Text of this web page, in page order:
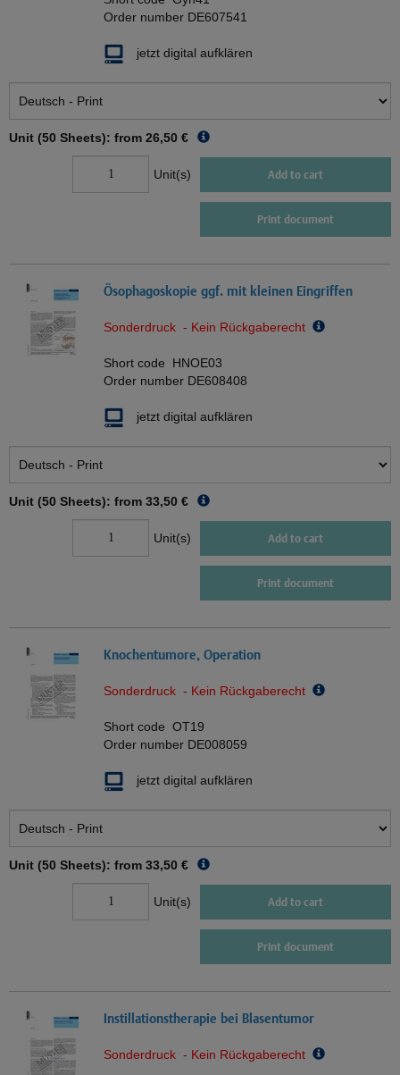
Order number DE607541
jetzt digital aufklären
Unit (50 Sheets): from 26,50 €
Unit(s) Add to cart
Print document
Ösophagoskopie ggf. mit kleinen Eingriffen
Sonderdruck - Kein Rückgaberecht
Short code HNOE03
Order number DE608408
jetzt digital aufklären
Unit (50 Sheets): from 33,50 €
Unit(s) Add to cart
Print document
Knochentumore, Operation
Sonderdruck - Kein Rückgaberecht
Short code OT19
Order number DE008059
jetzt digital aufklären
Unit (50 Sheets): from 33,50 €
Unit(s) Add to cart
Print document
Instillationstherapie bei Blasentumor
Sonderdruck - Kein Rückgaberecht